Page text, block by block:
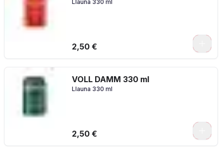
Llauna 330 ml
2,50 €
VOLL DAMM 330 ml
Llauna 330 ml
2,50 €